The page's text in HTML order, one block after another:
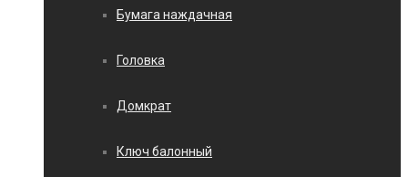
Бумага наждачная
Головка
Домкрат
Ключ балонный